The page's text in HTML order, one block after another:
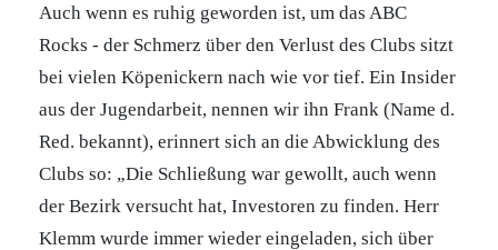
Auch wenn es ruhig geworden ist, um das ABC
Rocks - der Schmerz über den Verlust des Clubs sitzt
bei vielen Köpenickern nach wie vor tief. Ein Insider
aus der Jugendarbeit, nennen wir ihn Frank (Name d.
Red. bekannt), erinnert sich an die Abwicklung des
Clubs so: „Die Schließung war gewollt, auch wenn
der Bezirk versucht hat, Investoren zu finden. Herr
Klemm wurde immer wieder eingeladen, sich über